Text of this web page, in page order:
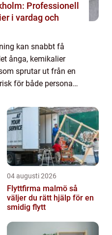
Professionell
i vardag och
kan snabbt få
ånga, kemikalier
sprutar ut från en
för både personal,
roll. Med rätt ...
04 augusti 2026
Flyttfirma malmö så
väljer du rätt hjälp för en
smidig flytt